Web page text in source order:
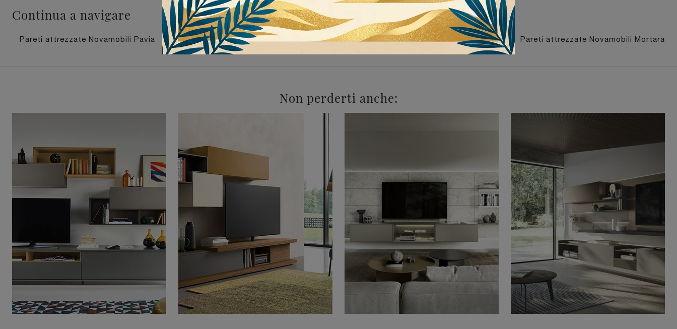
Continua a navigare
Pareti attrezzate Novamobili Pavia Pareti attrezzate Novamobili Milano Pareti attrezzate Novamobili Tortona Pareti attrezzate Novamobili Mortara
Non perderti anche: